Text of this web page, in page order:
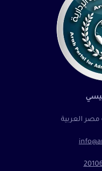
مصر العربية